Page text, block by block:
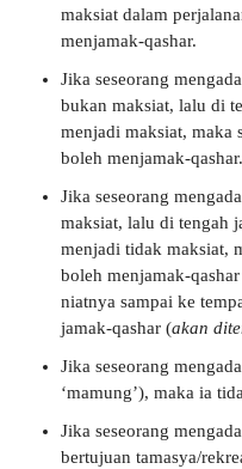
maksiat dalam
menjamak-qashar.
Jika seseorang
bukan maksiat, lalu di
menjadi maksiat, maka
boleh menjamak-qashar.
Jika seseorang
maksiat, lalu di tengah
menjadi tidak maksiat,
boleh menjamak-
niatnya sampai ke
jamak-qashar (akan
Jika seseorang
‘mamung’), maka ia
Jika seseorang
bertujuan tamasya/